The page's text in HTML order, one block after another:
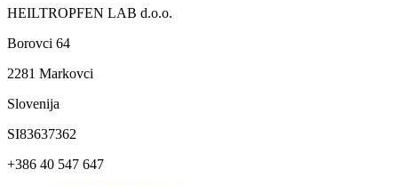
HEILTROPFEN LAB d.o.o.
Borovci 64
2281 Markovci
Slovenija
SI83637362
+386 40 547 647